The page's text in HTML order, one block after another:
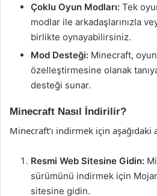
Çoklu Oyun Modları: Tek
modlar ile arkadaşlarınızla
birlikte oynayabilirsiniz.
Mod Desteği: Minecraft,
özelleştirmesine olanak
desteği sunar.
Minecraft Nasıl İndirilir?
Minecraft’ı indirmek için aşağıdaki
Resmi Web Sitesine Gidin:
sürümünü indirmek için
sitesine gidin.